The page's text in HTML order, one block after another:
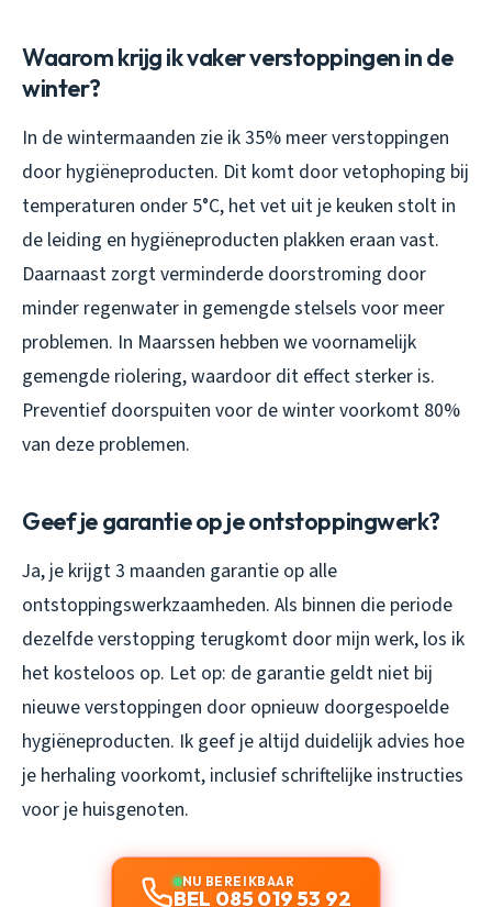
Waarom krijg ik vaker verstoppingen in de
winter?
In de wintermaanden zie ik 35% meer verstoppingen
door hygiëneproducten. Dit komt door vetophoping bij
temperaturen onder 5°C, het vet uit je keuken stolt in
de leiding en hygiëneproducten plakken eraan vast.
Daarnaast zorgt verminderde doorstroming door
minder regenwater in gemengde stelsels voor meer
problemen. In Maarssen hebben we voornamelijk
gemengde riolering, waardoor dit effect sterker is.
Preventief doorspuiten voor de winter voorkomt 80%
van deze problemen.
Geef je garantie op je ontstoppingwerk?
Ja, je krijgt 3 maanden garantie op alle
ontstoppingswerkzaamheden. Als binnen die periode
dezelfde verstopping terugkomt door mijn werk, los ik
het kosteloos op. Let op: de garantie geldt niet bij
nieuwe verstoppingen door opnieuw doorgespoelde
hygiëneproducten. Ik geef je altijd duidelijk advies hoe
je herhaling voorkomt, inclusief schriftelijke instructies
voor je huisgenoten.
NU BEREIKBAAR
BEL 085 019 53 92